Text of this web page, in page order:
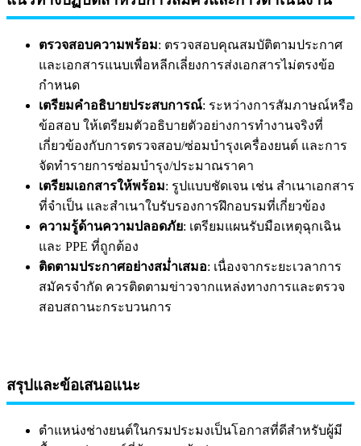
ตรวจสอบความพร้อม: ตรวจสอบคุณสมบัติตามประกาศ
และเอกสารแนบเพื่อหลีกเลี่ยงการส่งเอกสารไม่ตรงข้อ
กำหนด
เตรียมคำอธิบายประสบการณ์: ระหว่างการสัมภาษณ์หรือ
ข้อสอบ ให้เตรียมตัวอธิบายตัวอย่างการทำงานจริงที่
เกี่ยวข้องกับการตรวจสอบ/ซ่อมบำรุงเครื่องยนต์ และการ
จัดทำรายการซ่อมบำรุง/ประมาณราคา
เตรียมเอกสารให้พร้อม: รูปแบบชัดเจน เช่น สำเนาเอกสาร
ที่จำเป็น และสำเนาใบรับรองการฝึกอบรมที่เกี่ยวข้อง
ความรู้ด้านความปลอดภัย: เตรียมแผนรับมือเหตุฉุกเฉิน
และ PPE ที่ถูกต้อง
ติดตามประกาศอย่างสม่ำเสมอ: เนื่องจากระยะเวลาการ
สมัครจำกัด ควรติดตามข่าวจากแหล่งทางการและตรวจ
สอบสถานะกระบวนการ
สรุปและข้อเสนอแนะ
ตำแหน่งช่างยนต์ในกรมประมงเป็นโอกาสที่ดีสำหรับผู้มี